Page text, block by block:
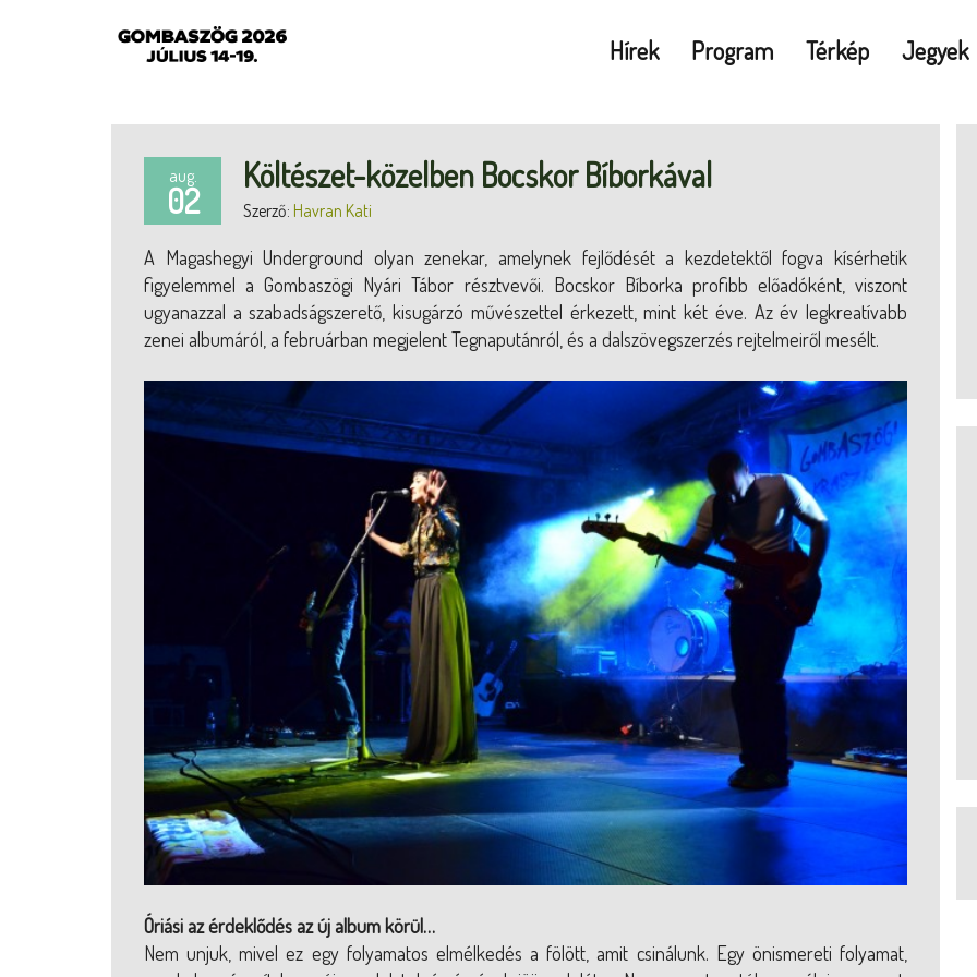
Hírek Program Térkép Jegyek
aug.
02
Költészet-közelben Bocskor Bíborkával
Szerző: Havran Kati
A Magashegyi Underground olyan zenekar, amelynek fejlődését a kezdetektől fogva kísérhetik
figyelemmel a Gombaszögi Nyári Tábor résztvevői. Bocskor Bíborka profibb előadóként, viszont
ugyanazzal a szabadságszerető, kisugárzó művészettel érkezett, mint két éve. Az év legkreatívabb
zenei albumáról, a februárban megjelent Tegnaputánról, és a dalszövegszerzés rejtelmeiről mesélt.
Óriási az érdeklődés az új album körül…
Nem unjuk, mivel ez egy folyamatos elmélkedés a fölött, amit csinálunk. Egy önismereti folyamat,